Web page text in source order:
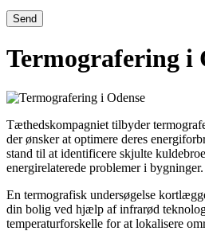
Send
Termografering i
Tæthedskompagniet tilbyder
der ønsker at optimere deres
stand til at identificere skjulte
energirelaterede problemer i bygninger.
En termografisk undersøgelse
din bolig ved hjælp af infrarød
temperaturforskelle for at lokalisere